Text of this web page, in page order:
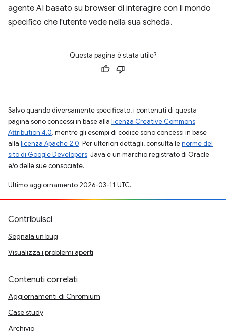
agente AI basato su browser di interagire con il mondo
specifico che l'utente vede nella sua scheda.
Questa pagina è stata utile?
Salvo quando diversamente specificato, i contenuti di questa
pagina sono concessi in base alla licenza Creative Commons
Attribution 4.0, mentre gli esempi di codice sono concessi in base
alla licenza Apache 2.0. Per ulteriori dettagli, consulta lenorme del
sito di Google Developers. Java è un marchio registrato di Oracle
e/o delle sue consociate.
Ultimo aggiornamento 2026-03-11 UTC.
Contribuisci
Segnala un bug
Visualizza i problemi aperti
Contenuti correlati
Aggiornamenti di Chromium
Case study
Archivio